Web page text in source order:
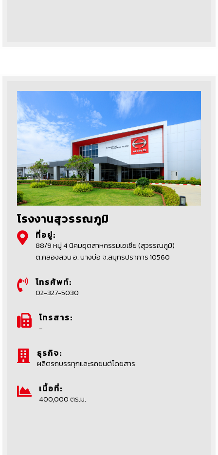
โรงงานสุวรรณภูมิ
ที่อยู่:
88/9 หมู่ 4 นิคมอุตสาหกรรมเอเซีย (สุวรรณภูมิ)
ต.คลองสวน อ. บางบ่อ จ.สมุทรปราการ 10560
โทรศัพท์:
02-327-5030
โทรสาร:
-
ธุรกิจ:
ผลิตรถบรรทุกและรถยนต์โดยสาร
เนื้อที่:
400,000 ตร.ม.